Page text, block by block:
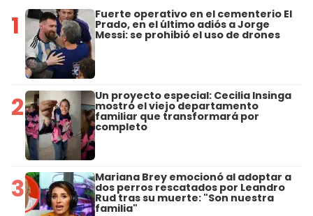
1 Fuerte operativo en el cementerio El
Prado, en el último adiós a Jorge
Messi: se prohibió el uso de drones
2 Un proyecto especial: Cecilia Insinga
mostró el viejo departamento
familiar que transformará por
completo
3 Mariana Brey emocionó al adoptar a
dos perros rescatados por Leandro
Rud tras su muerte: "Son nuestra
familia"